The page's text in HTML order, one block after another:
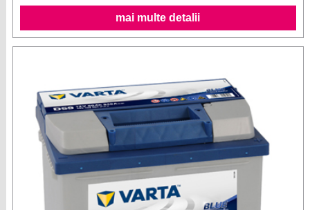
mai multe detalii